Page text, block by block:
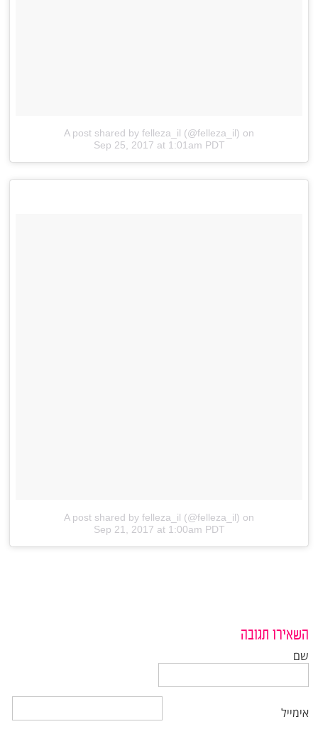
A post shared by felleza_il (@felleza_il) on
Sep 25, 2017 at 1:01am PDT
A post shared by felleza_il (@felleza_il) on
Sep 21, 2017 at 1:00am PDT
השאירו תגובה
שם
אימייל